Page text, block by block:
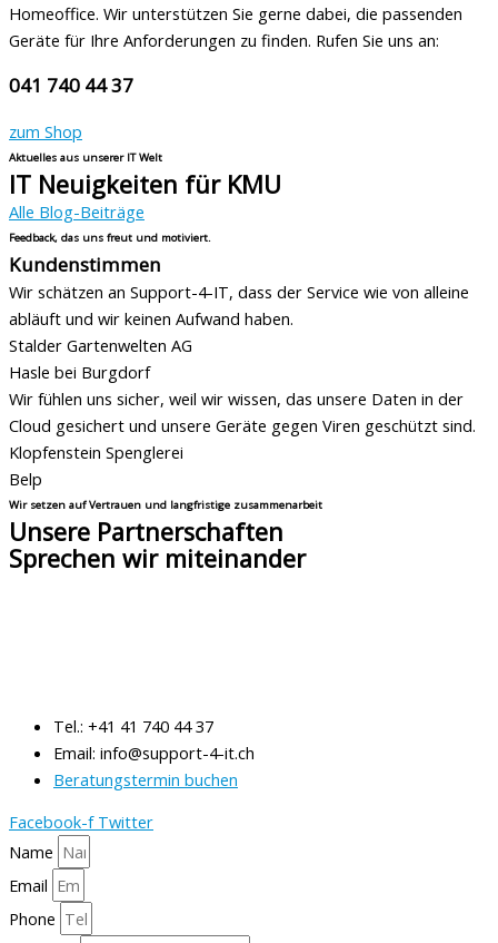
Homeoffice. Wir unterstützen Sie gerne dabei, die passenden
Geräte für Ihre Anforderungen zu finden. Rufen Sie uns an:
041 740 44 37
zum Shop
Aktuelles aus unserer IT Welt
IT Neuigkeiten für KMU
Alle Blog-Beiträge
Feedback, das uns freut und motiviert.
Kundenstimmen
Wir schätzen an Support-4-IT, dass der Service wie von alleine
abläuft und wir keinen Aufwand haben.
Stalder Gartenwelten AG
Hasle bei Burgdorf
Wir fühlen uns sicher, weil wir wissen, das unsere Daten in der
Cloud gesichert und unsere Geräte gegen Viren geschützt sind.
Klopfenstein Spenglerei
Belp
Wir setzen auf Vertrauen und langfristige zusammenarbeit
Unsere Partnerschaften
Sprechen wir miteinander
Tel.: +41 41 740 44 37
Email: info@support-4-it.ch
Beratungstermin buchen
Facebook-f Twitter
Name
Email
Phone